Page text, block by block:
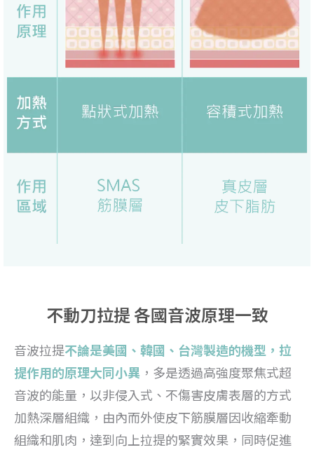
不動刀拉提 各國音波原理一致
音波拉提不論是美國、韓國、台灣製造的機型，拉
提作用的原理大同小異 ，多是透過高強度聚焦式超
音波的能量，以非侵入式、不傷害皮膚表層的方式
加熱深層組織，由內而外使皮下筋膜層因收縮牽動
組織和肌肉，達到向上拉提的緊實效果，同時促進